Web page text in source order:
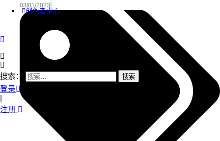
创作者中心
搜索：
登录
注册
03/01/2023